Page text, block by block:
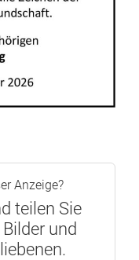
Anzeige?
teilen Sie
und